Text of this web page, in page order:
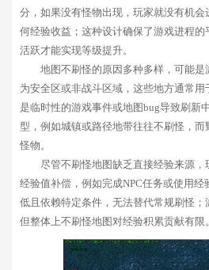
分，如果没有怪物出现，玩家就没有机
何经验收益；这种设计确保了游戏进程
活跃才能实现等级提升。
地图不刷怪的原因多种多样，可能
为安全区或非战斗区域，这些地方通常
是临时性的游戏事件或地图bug导致刷新
型，例如城镇或路径地带往往不刷怪，
怪物。
尽管不刷怪地图缺乏直接经验来源
经验值补偿，例如完成NPC任务或使用
低且依赖特定条件，无法替代常规刷怪；
但整体上不刷怪地图对经验积累贡献有限。